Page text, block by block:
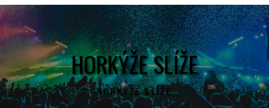
HORKÝŽE SLÍŽE
HORKÝŽE SLÍŽE